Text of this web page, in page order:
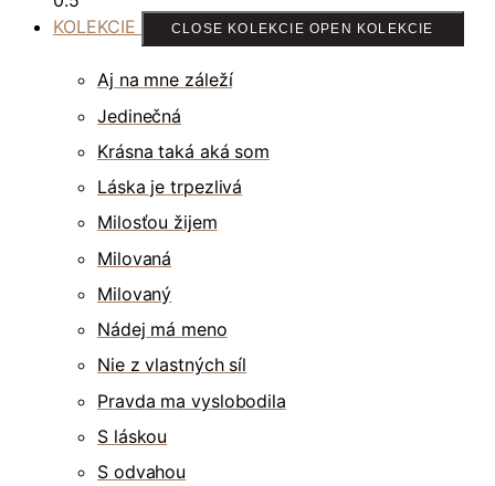
KOLEKCIE CLOSE KOLEKCIE OPEN KOLEKCIE
Aj na mne záleží
Jedinečná
Krásna taká aká som
Láska je trpezlivá
Milosťou žijem
Milovaná
Milovaný
Nádej má meno
Nie z vlastných síl
Pravda ma vyslobodila
S láskou
S odvahou